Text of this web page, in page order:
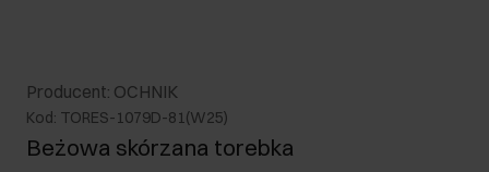
Producent: OCHNIK
Kod: TORES-1079D-81(W25)
Beżowa skórzana torebka